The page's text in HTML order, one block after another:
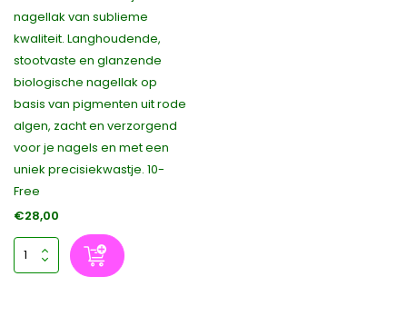
nagellak van sublieme
kwaliteit. Langhoudende,
stootvaste en glanzende
biologische nagellak op
basis van pigmenten uit rode
algen, zacht en verzorgend
voor je nagels en met een
uniek precisiekwastje. 10-
Free
€28,00